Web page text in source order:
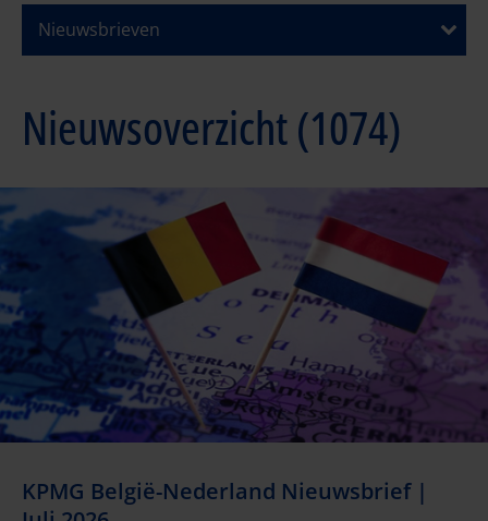
Nieuwsbrieven
Nieuwsoverzicht (1074)
KPMG België-Nederland Nieuwsbrief |